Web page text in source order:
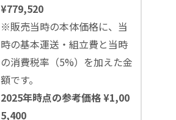
¥779,520
※販売当時の本体価格に、当
時の基本運送・組立費と当時
の消費税率（5%）を加えた金
額です。
2025年時点の参考価格 ¥1,00
5,400